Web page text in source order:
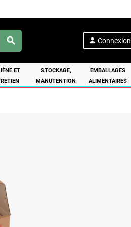
search person Connexion
ET
STOCKAGE,
MANUTENTION
EMBALLAGES
ALIMENTAIRES